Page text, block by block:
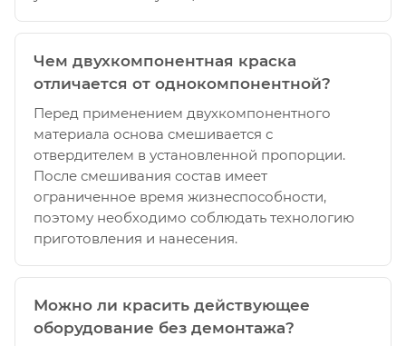
Чем двухкомпонентная краска
отличается от однокомпонентной?
Перед применением двухкомпонентного
материала основа смешивается с
отвердителем в установленной пропорции.
После смешивания состав имеет
ограниченное время жизнеспособности,
поэтому необходимо соблюдать технологию
приготовления и нанесения.
Можно ли красить действующее
оборудование без демонтажа?